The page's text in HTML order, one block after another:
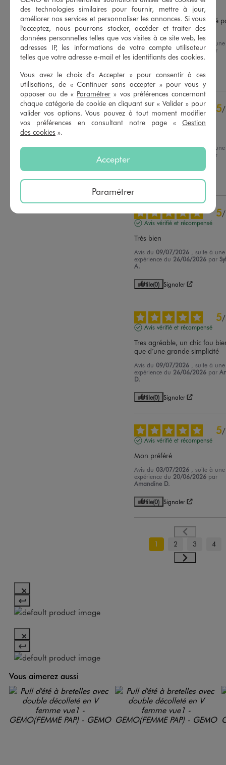
Basé sur17
avis soumis à un
contrôle
Voir tous les avis sur ce site
5étoiles
12
4étoiles
5
3étoiles
0
2étoiles
0
1étoile 0
Trier les avis
Avis vérifié et récompensé
Très pratique et très adapté
les soirées.
Avis du26/07/2026 , suite à une
expérience du
13/07/2026
par
Thomas L.
Utile (0) Signaler
5/
Avis vérifié et récompensé
Avis du16/07/2026 , suite à une
par
Utile(0) Signaler
5/
Avis vérifié et récompensé
Très bien
Avis du09/07/2026
, suite à une
expérience du 26/06/2026 par
A.
Utile(0) Signaler
5/
Avis vérifié et récompensé
Tres agréable, un chic fou
que d’une grande simplicité
Avis du09/07/2026
, suite à une
expérience du 26/06/2026 par
D.
Utile(0) Signaler
5/
Avis vérifié et récompensé
Mon préféré
Avis du03/07/2026
, suite à une
expérience du 20/06/2026 par
Amandine D.
Utile(0) Signaler
1 2 3 4
Vous aimerez aussi
des technologies similaires pour fournir, mettre à jour,
améliorer nos services et personnaliser les annonces. Si vous
l'acceptez, nous pourrons stocker, accéder et traiter des
données personnelles telles que vos visites à ce site web, les
adresses IP, les informations de votre compte utilisateur
telles que votre adresse e-mail et les identifiants des cookies.
Vous avez le choix d'« Accepter » pour consentir à ces
utilisations, de « Continuer sans accepter » pour vous y
opposer ou de « Paramétrer » vos préférences concernant
chaque catégorie de cookie en cliquant sur « Valider » pour
valider vos options. Vous pouvez à tout moment modifier
vos préférences en consultant notre page « Gestion
des cookies ».
Accepter
Paramétrer